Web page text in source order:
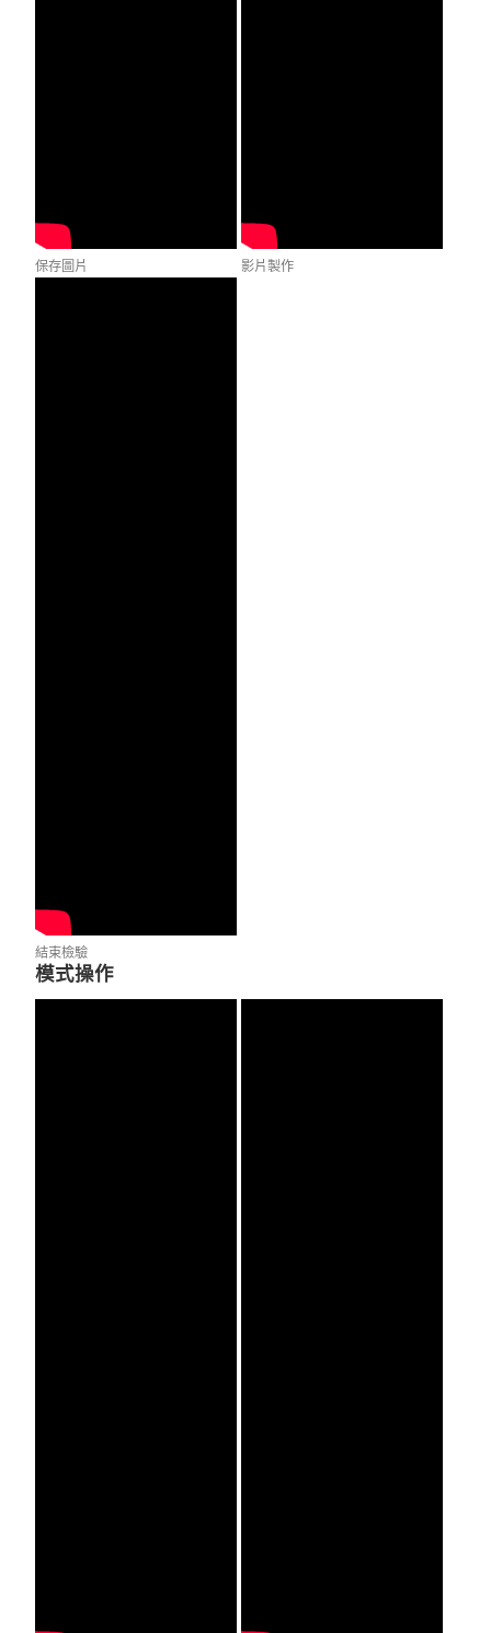
保存圖片 影片製作
結束檢驗
模式操作